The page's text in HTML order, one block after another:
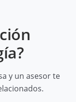
y un asesor te